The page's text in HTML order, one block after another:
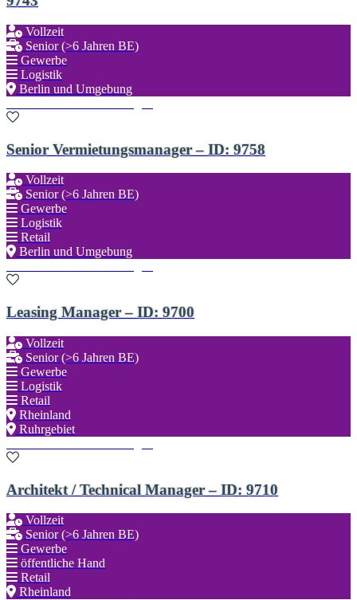
Vollzeit
Senior (>6 Jahren BE)
Gewerbe
Logistik
Berlin und Umgebung
Senior Vermietungsmanager – ID: 9758
Vollzeit
Senior (>6 Jahren BE)
Gewerbe
Logistik
Retail
Berlin und Umgebung
Leasing Manager – ID: 9700
Vollzeit
Senior (>6 Jahren BE)
Gewerbe
Logistik
Retail
Rheinland
Ruhrgebiet
Architekt / Technical Manager – ID: 9710
Vollzeit
Senior (>6 Jahren BE)
Gewerbe
öffentliche Hand
Retail
Rheinland